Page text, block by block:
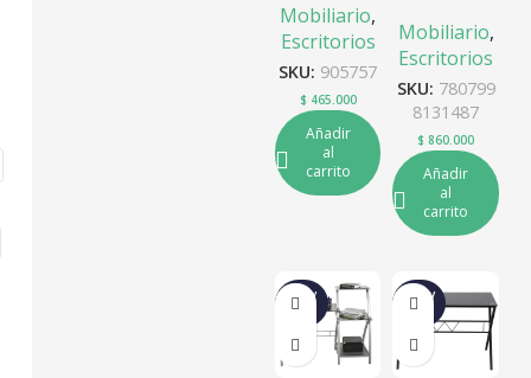
Mobiliario,
Escritorios
SKU: 905757
$465.000
Añadir
al
carrito
Mobiliario,
Escritorios
SKU: 780799
8131487
$ 860.000
Añadir
al
carrito
NUEV
O
NUEV
O